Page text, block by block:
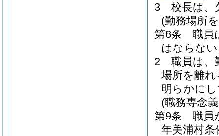
3
校長は、
(勤務場所
第8条
職員
はならな
2
職員は、
場所を離
明らかに
(職務専念
第9条
職員
年美浦村条